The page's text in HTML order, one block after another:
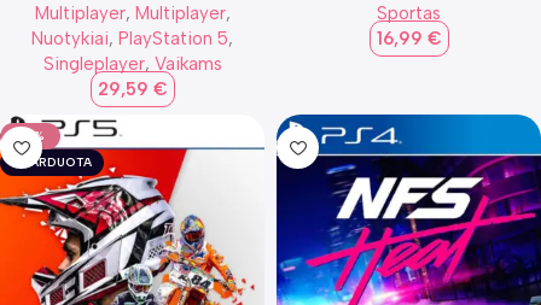
Multiplayer, Multiplayer,
Nuotykiai, PlayStation 5,
Singleplayer, Vaikams
29,59 €
Sportas
16,99 €
-19%
IŠPARDUOTA